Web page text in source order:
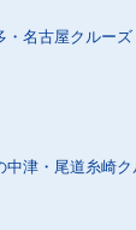
・名古屋クルー
中津・尾道糸崎